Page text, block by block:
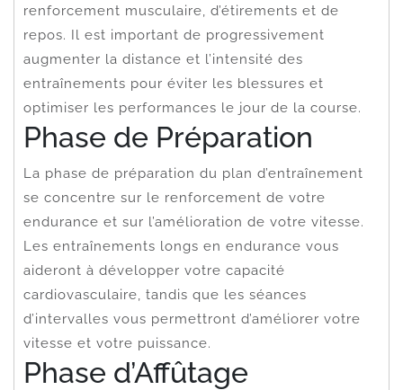
renforcement musculaire, d’étirements et de
repos. Il est important de progressivement
augmenter la distance et l’intensité des
entraînements pour éviter les blessures et
optimiser les performances le jour de la course.
Phase de Préparation
La phase de préparation du plan d’entraînement
se concentre sur le renforcement de votre
endurance et sur l’amélioration de votre vitesse.
Les entraînements longs en endurance vous
aideront à développer votre capacité
cardiovasculaire, tandis que les séances
d’intervalles vous permettront d’améliorer votre
vitesse et votre puissance.
Phase d’Affûtage